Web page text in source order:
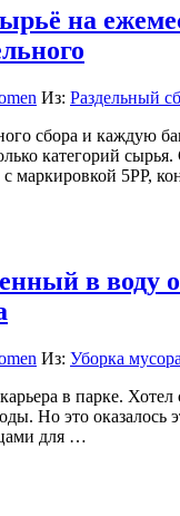
на
Из: Раздельный
сбора и каждую
категорий сырья.
с маркировкой 5PP,
в воду
Из: Уборка мусора
в парке.
Но это оказалось
для …